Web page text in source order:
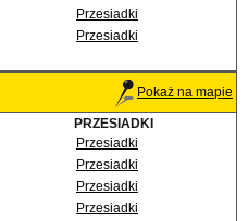
Przesiadki
Przesiadki
Pokaż na mapie
PRZESIADKI
Przesiadki
Przesiadki
Przesiadki
Przesiadki